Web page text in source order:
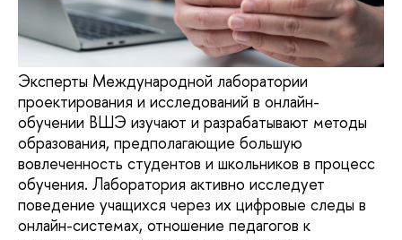
Эксперты Международной лаборатории
проектирования и исследований в онлайн-
обучении ВШЭ изучают и разрабатывают методы
образования, предполагающие большую
вовлеченность студентов и школьников в процесс
обучения. Лаборатория активно исследует
поведение учащихся через их цифровые следы в
онлайн-системах, отношение педагогов к